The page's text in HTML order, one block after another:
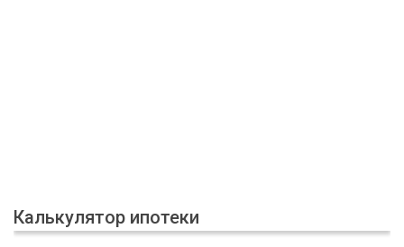
Калькулятор ипотеки